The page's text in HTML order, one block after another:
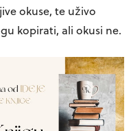
okuse, te uživo
kopirati, ali okusi ne.